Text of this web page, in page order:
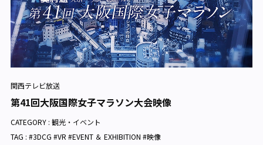
関西テレビ放送
第41回大阪国際女子マラソン大会映像
CATEGORY : 観光・イベント
TAG : #3DCG #VR #EVENT ＆ EXHIBITION #映像